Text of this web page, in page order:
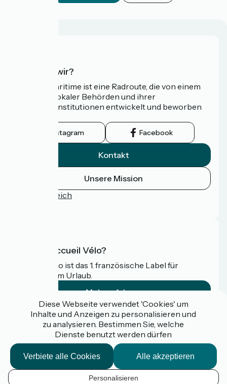
Wer sind wir?
Die Vélomaritime ist eine Radroute, die von einem
Netzwerk lokaler Behörden und ihrer
Tourismusinstitutionen entwickelt und beworben
Instagram Facebook
Kontakt
Unsere Mission
Pressebereich
Was ist Accueil Vélo?
Accueil Vélo ist das 1. französische Label für
Radfahrer im Urlaub.
Mehr erfahren
Gefördert im Rahmen von Destination France
Espace pro / presse
FAQ
Diese Webseite verwendet 'Cookies' um
Inhalte und Anzeigen zu personalisieren und
zu analysieren. Bestimmen Sie, welche
Dienste benutzt werden dürfen
Alle akzeptieren
Verbiete alle Cookies
Personalisieren